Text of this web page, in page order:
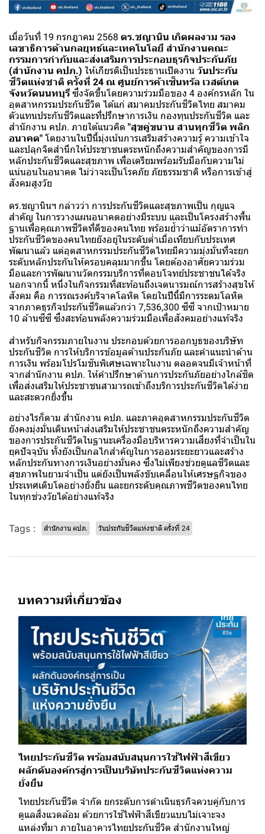
เมื่อวันที่ 19 กรกฎาคม 2568 ดร.ชญานิน เกิดผลงาม รอง
เลขาธิการด้านกลยุทธ์และเทคโนโลยี สำนักงานคณะ
กรรมการกำกับและส่งเสริมการประกอบธุรกิจประกันภัย
(สำนักงาน คปภ.) ให้เกียรติเป็นประธานเปิดงาน วันประกัน
ชีวิตแห่งชาติ ครั้งที่ 24 ณ ศูนย์การค้าเซ็นทรัล เวสต์เกต
จังหวัดนนทบุรี ซึ่งจัดขึ้นโดยความร่วมมือของ 4 องค์กรหลัก ใน
อุตสาหกรรมประกันชีวิต ได้แก่ สมาคมประกันชีวิตไทย สมาคม
ตัวแทนประกันชีวิตและที่ปรึกษาการเงิน กองทุนประกันชีวิต และ
สำนักงาน คปภ. ภายใต้แนวคิด "สุขคู่ขนาน สานทุกชีวิต พลิก
อนาคต" โดยงานในปีนี้มุ่งเน้นการเสริมสร้างความรู้ ความเข้าใจ
และปลุกจิตสำนึกให้ประชาชนตระหนักถึงความสำคัญของการมี
หลักประกันชีวิตและสุขภาพ เพื่อเตรียมพร้อมรับมือกับความไม่
แน่นอนในอนาคต ไม่ว่าจะเป็นโรคภัย ภัยธรรมชาติ หรือการเข้าสู่
สังคมสูงวัย
ดร.ชญานินฯ กล่าวว่า การประกันชีวิตและสุขภาพเป็น กุญแจ
สำคัญ ในการวางแผนอนาคตอย่างมีระบบ และเป็นโครงสร้างพื้น
ฐานเพื่อคุณภาพชีวิตที่ดีของคนไทย พร้อมย้ำว่าแม้อัตราการทำ
ประกันชีวิตของคนไทยยังอยู่ในระดับต่ำเมื่อเทียบกับประเทศ
พัฒนาแล้ว แต่อุตสาหกรรมประกันชีวิตไทยมีความมุ่งมั่นที่จะยก
ระดับหลักประกันให้ครอบคลุมมากขึ้น โดยต้องอาศัยความร่วม
มือและการพัฒนานวัตกรรมบริการที่ตอบโจทย์ประชาชนได้จริง
นอกจากนี้ หนึ่งในกิจกรรมที่สะท้อนถึงเจตนารมณ์การสร้างสุขให้
สังคม คือ การรณรงค์บริจาคโลหิต โดยในปีนี้มีการระดมโลหิต
จากภาคธุรกิจประกันชีวิตแล้วกว่า 7,536,300 ซีซี จากเป้าหมาย
10 ล้านซีซี ซึ่งสะท้อนพลังความร่วมมือเพื่อสังคมอย่างแท้จริง
สำหรับกิจกรรมภายในงาน ประกอบด้วยการออกบูธของบริษัท
ประกันชีวิต การให้บริการข้อมูลด้านประกันภัย และคำแนะนำด้าน
การเงิน พร้อมโปรโมชันพิเศษเฉพาะในงาน ตลอดจนมีเจ้าหน้าที่
จากสำนักงาน คปภ. ให้คำปรึกษาด้านการประกันภัยอย่างใกล้ชิด
เพื่อส่งเสริมให้ประชาชนสามารถเข้าถึงบริการประกันชีวิตได้ง่าย
และสะดวกยิ่งขึ้น
อย่างไรก็ตาม สำนักงาน คปภ. และภาคอุตสาหกรรมประกันชีวิต
ยังคงมุ่งมั่นเดินหน้าส่งเสริมให้ประชาชนตระหนักถึงความสำคัญ
ของการประกันชีวิตในฐานะเครื่องมือบริหารความเสี่ยงที่จำเป็นใน
ยุคปัจจุบัน ทั้งยังเป็นกลไกสำคัญในการออมระยะยาวและสร้าง
หลักประกันทางการเงินอย่างมั่นคง ซึ่งไม่เพียงช่วยดูแลชีวิตและ
สุขภาพในยามจำเป็น แต่ยังเป็นพลังขับเคลื่อนให้เศรษฐกิจของ
ประเทศเติบโตอย่างยั่งยืน และยกระดับคุณภาพชีวิตของคนไทย
ในทุกช่วงวัยได้อย่างแท้จริง
Tags : สำนักงาน คปภ. วันประกันชีวิตแห่งชาติ ครั้งที่ 24
บทความที่เกี่ยวข้อง
ไทยประกันชีวิต พร้อมสนับสนุนการใช้ไฟฟ้าสีเขียว
ผลักดันองค์กรสู่การเป็นบริษัทประกันชีวิตแห่งความ
ยั่งยืน
ไทยประกันชีวิต จำกัด ยกระดับการดำเนินธุรกิจควบคู่กับการ
ดูแลสิ่งแวดล้อม ด้วยการใช้ไฟฟ้าสีเขียวแบบไม่เจาะจง
แหล่งที่มา ภายในอาคารไทยประกันชีวิต สำนักงานใหญ่